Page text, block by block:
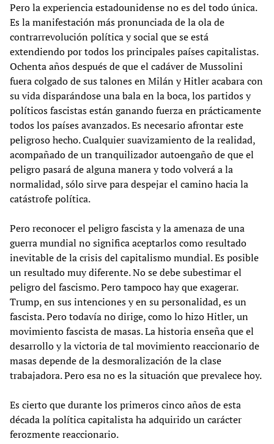
Pero la experiencia estadounidense no es del todo única.
Es la manifestación más pronunciada de la ola de
contrarrevolución política y social que se está
extendiendo por todos los principales países capitalistas.
Ochenta años después de que el cadáver de Mussolini
fuera colgado de sus talones en Milán y Hitler acabara con
su vida disparándose una bala en la boca, los partidos y
políticos fascistas están ganando fuerza en prácticamente
todos los países avanzados. Es necesario afrontar este
peligroso hecho. Cualquier suavizamiento de la realidad,
acompañado de un tranquilizador autoengaño de que el
peligro pasará de alguna manera y todo volverá a la
normalidad, sólo sirve para despejar el camino hacia la
catástrofe política.
Pero reconocer el peligro fascista y la amenaza de una
guerra mundial no significa aceptarlos como resultado
inevitable de la crisis del capitalismo mundial. Es posible
un resultado muy diferente. No se debe subestimar el
peligro del fascismo. Pero tampoco hay que exagerar.
Trump, en sus intenciones y en su personalidad, es un
fascista. Pero todavía no dirige, como lo hizo Hitler, un
movimiento fascista de masas. La historia enseña que el
desarrollo y la victoria de tal movimiento reaccionario de
masas depende de la desmoralización de la clase
trabajadora. Pero esa no es la situación que prevalece hoy.
Es cierto que durante los primeros cinco años de esta
década la política capitalista ha adquirido un carácter
ferozmente reaccionario.